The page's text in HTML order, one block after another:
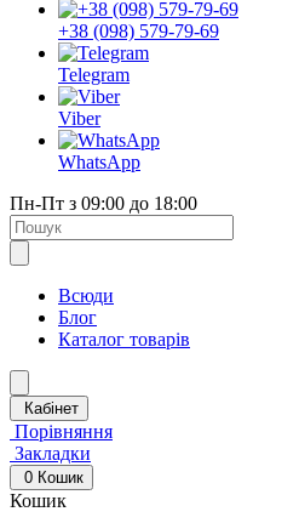
+38 (098) 579-79-69
Telegram
Viber
WhatsApp
Пн-Пт з 09:00 до 18:00
Всюди
Блог
Каталог товарів
Кабінет
Порівняння
Закладки
0 Кошик
Кошик